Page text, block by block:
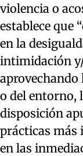
violencia o
establece que
en la
intimidación
o del entorno,
disposición
prácticas más
en las